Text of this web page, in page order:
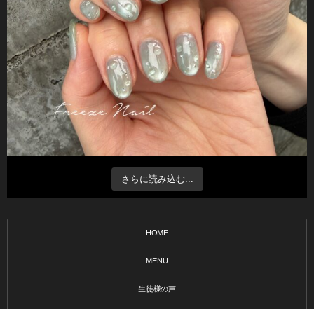
さらに読み込む...
HOME
MENU
生徒様の声